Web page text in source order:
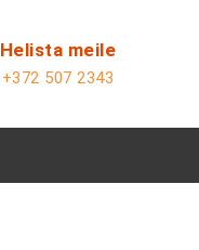
Helista meile
+372 507 2343